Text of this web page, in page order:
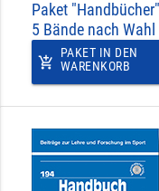
Paket "Handbücher"
5 Bände nach
add_shopping_cart
PAKET IN DEN
WARENKORB